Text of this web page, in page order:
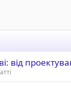
від